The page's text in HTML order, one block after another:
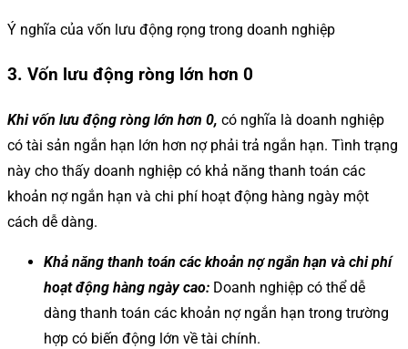
Ý nghĩa của vốn lưu động rọng trong doanh nghiệp
3. Vốn lưu động ròng lớn hơn 0
Khi vốn lưu động ròng lớn hơn 0, có nghĩa là doanh nghiệp
có tài sản ngắn hạn lớn hơn nợ phải trả ngắn hạn. Tình trạng
này cho thấy doanh nghiệp có khả năng thanh toán các
khoản nợ ngắn hạn và chi phí hoạt động hàng ngày một
cách dễ dàng.
Khả năng thanh toán các khoản nợ ngắn hạn và chi phí
hoạt động hàng ngày cao: Doanh nghiệp có thể dễ
dàng thanh toán các khoản nợ ngắn hạn trong trường
hợp có biến động lớn về tài chính.